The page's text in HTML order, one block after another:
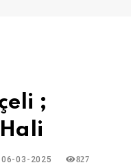
;
06-03-2025 827